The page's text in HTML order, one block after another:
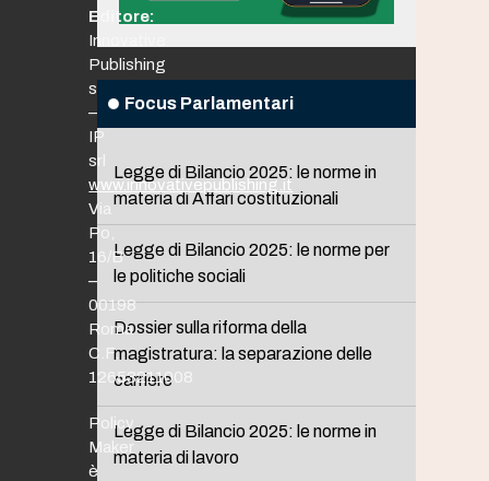
Focus Parlamentari
Legge di Bilancio 2025: le norme in
materia di Affari costituzionali
Legge di Bilancio 2025: le norme per
le politiche sociali
Dossier sulla riforma della
magistratura: la separazione delle
carriere
Legge di Bilancio 2025: le norme in
materia di lavoro
Editore:
Innovative
Publishing
srl
–
IP
srl
www.innovativepublishing.it
Via
Po,
16/B
–
00198
Roma
C.F.
12653211008
Policy
Maker
è